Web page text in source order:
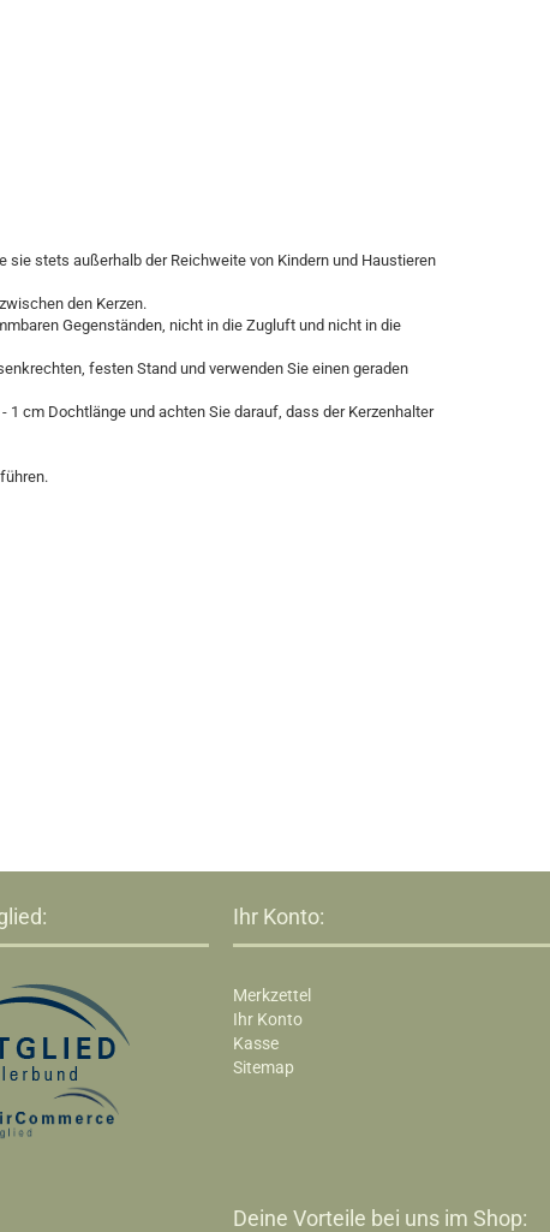
sie stets außerhalb der Reichweite von Kindern und Haustieren
den Kerzen.
Gegenständen, nicht in die Zugluft und nicht in die
festen Stand und verwenden Sie einen geraden
1 cm Dochtlänge und achten Sie darauf, dass der Kerzenhalter
Ihr Konto:
Merkzettel
Ihr Konto
Kasse
Sitemap
Deine Vorteile bei uns im Shop:​